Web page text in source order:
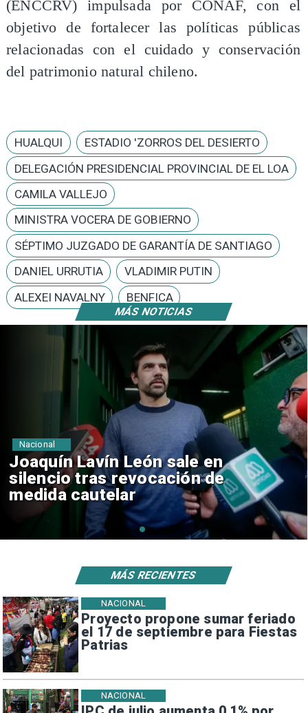
MÁS NOTICIAS
(ENCCRV) impulsada por CONAF, con el
objetivo de fortalecer las políticas públicas
relacionadas con el cuidado y conservación
del patrimonio natural chileno.
HUALQUI
ESTADIO 'ZORROS DEL DESIERTO
DELEGACIÓN PRESIDENCIAL PROVINCIAL DE EL LOA
CAMILA VALLEJO
MINISTRA VOCERA DE GOBIERNO
SÉPTIMO JUZGADO DE GARANTÍA DE SANTIAGO
DANIEL URRUTIA
VLADIMIR PUTIN
ALEXEI NAVALNY
BENFICA
Chile y Venezuela formalizan
reinicio de relaciones
consulares
Nacional
Proyecto propone sumar feriado
el 17 de septiembre para Fiestas
Patrias
NACIONAL
NACIONAL
MÁS RECIENTES